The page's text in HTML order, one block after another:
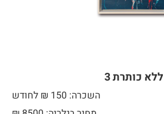
ללא כותרת 3
השכרה: 150 ₪ לחודש